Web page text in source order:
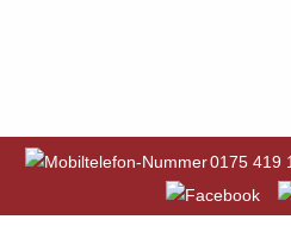
0175 419